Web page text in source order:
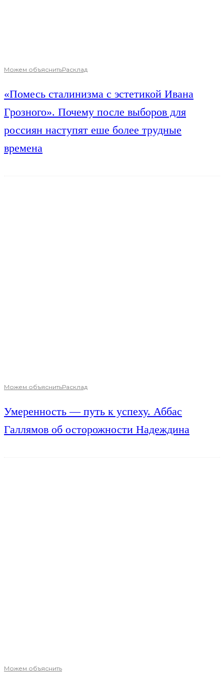
Можем объяснитьРасклад
«Помесь сталинизма с эстетикой Ивана
Грозного». Почему после выборов для
россиян наступят еше более трудные
времена
Можем объяснитьРасклад
Умеренность — путь к успеху. Аббас
Галлямов об осторожности Надеждина
Можем объяснить